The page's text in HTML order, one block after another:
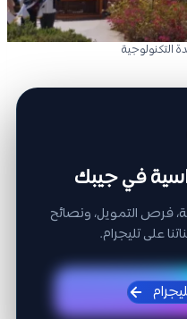
التكنولوجية
في جيبك
فرص التمويل، ونصائح
على تليجرام.